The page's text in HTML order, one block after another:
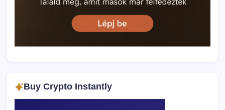
Buy Crypto Instantly